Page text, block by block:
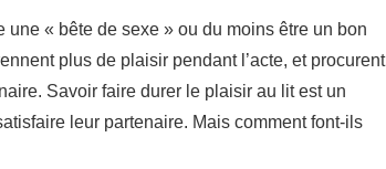
une « bête de sexe » ou du moins être un bon
plus de plaisir pendant l’acte, et procurent
Savoir faire durer le plaisir au lit est un
leur partenaire. Mais comment font-ils